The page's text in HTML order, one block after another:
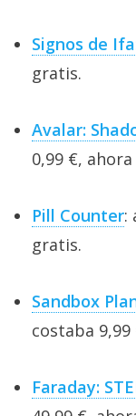
Signos de Ifa
gratis.
Avalar:
0,99 €,
Pill Counter:
gratis.
Sandbox
costaba
Faraday: